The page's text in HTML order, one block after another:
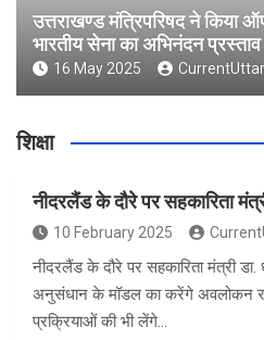
उत्तराखण्ड मंत्रिपरिषद ने किया
भारतीय सेना का अभिनंदन प्रस्ताव
16 May 2025
शिक्षा
नीदरलैंड के दौरे पर सहकारिता
10 February 2025
नीदरलैंड के दौरे पर सहकारिता मंत्री डा.
अनुसंधान के मॉडल का करेंगे अवलोकन
प्रक्रियाओं की भी लेंगे…